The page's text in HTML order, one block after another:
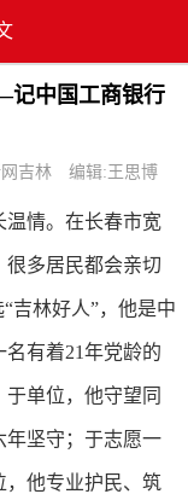
中国工商银行
吉林 编辑:王思博
情。在长春市宽
多居民都会亲切
吉林好人”，他是中
有着21年党龄的
单位，他守望同
年坚守；于志愿一
他专业护民、筑